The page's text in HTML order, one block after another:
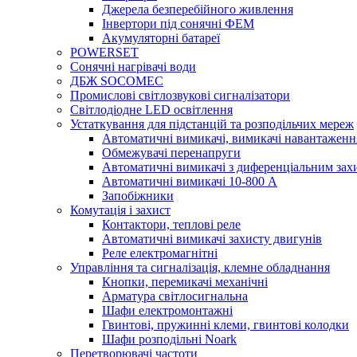
Джерела безперебійного живлення
Інвертори під сонячні ФЕМ
Акумуляторні батареї
POWERSET
Сонячні нагрівачі води
ДБЖ SOCOMEC
Промислові світлозвукові сигналізатори
Світлодіодне LED освітлення
Устаткування для підстанцій та розподільчих мереж
Автоматичні вимикачі, вимикачі
Обмежувачі перенапруги
Автоматичні вимикачі з диференціальним
Автоматичні вимикачі 10-800 А
Запобіжники
Комутація і захист
Контактори, теплові реле
Автоматичні вимикачі захисту двигунів
Реле електромагнітні
Управління та сигналізація, клемне обладнання
Кнопки, перемикачі механічні
Арматура світлосигнальна
Шафи електромонтажні
Гвинтові, пружинні клеми, гвинтові колодки
Шафи розподільні Noark
Перетворювачі частоти